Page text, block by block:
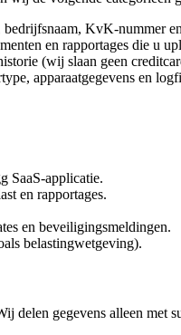
bedrijfsnaam, KvK-nummer
en rapportages die u
(wij slaan geen
apparaatgegevens en
SaaS-applicatie.
en rapportages.
en beveiligingsmeldingen.
belastingwetgeving).
delen gegevens alleen met